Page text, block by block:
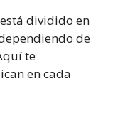
dividido en
de
te
en cada